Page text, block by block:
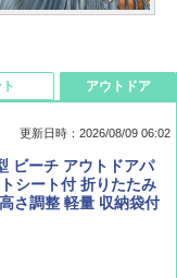
年 9 月号【特別付録:
布 ランダム2種】
ウォーズ
ョン 山善] ポップアッ
げて畳める パッとサ
ーブ フルクローズ メ
ッチテント キャンプ
アウトドア
更新日時：2026/08/09 06:02
ビーチ アウトドアパ
シート付 折りたたみ
さ調整 軽量 収納袋付